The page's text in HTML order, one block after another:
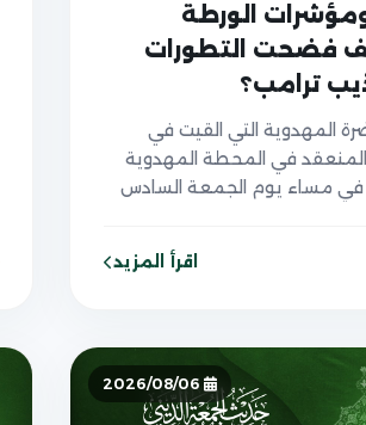
الورطة
فضحت التطورات
ترامب؟
المهدوية التي القيت في
المنعقد في المحطة المهدوية
مساء يوم الجمعة السادس
اقرأ المزيد